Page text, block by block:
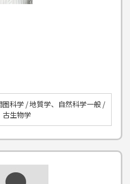
科学 / 地質学、自然科学一般 /
古生物学